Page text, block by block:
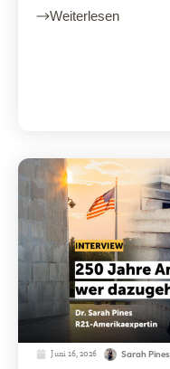
Weiterlesen
Juni 16, 2026 Sarah Pines